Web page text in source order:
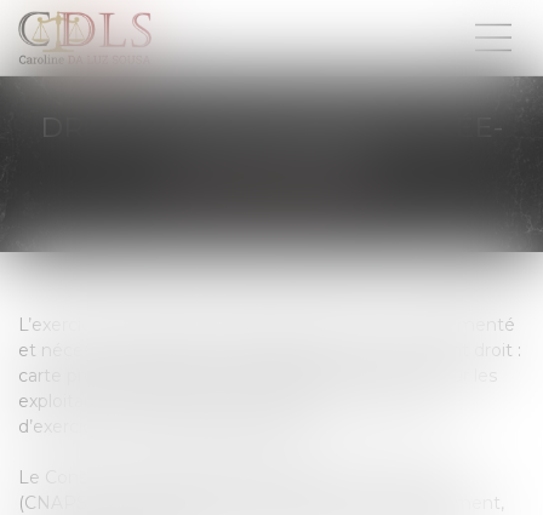
DROIT DE LA SÉCURITÉ PRIVÉE-
L’exercice d’une activité privée de sécurité est réglementé
et nécessite l’attribution préalable d’un titre y ouvrant droit :
carte professionnelle pour les salariés, agrément pour les
exploitants individuels et les dirigeants, autorisation
d’exercice pour les établissements.
Le Conseil national des activités privées de sécurité
(CNAPS) est chargé de leur délivrance et, plus largement,